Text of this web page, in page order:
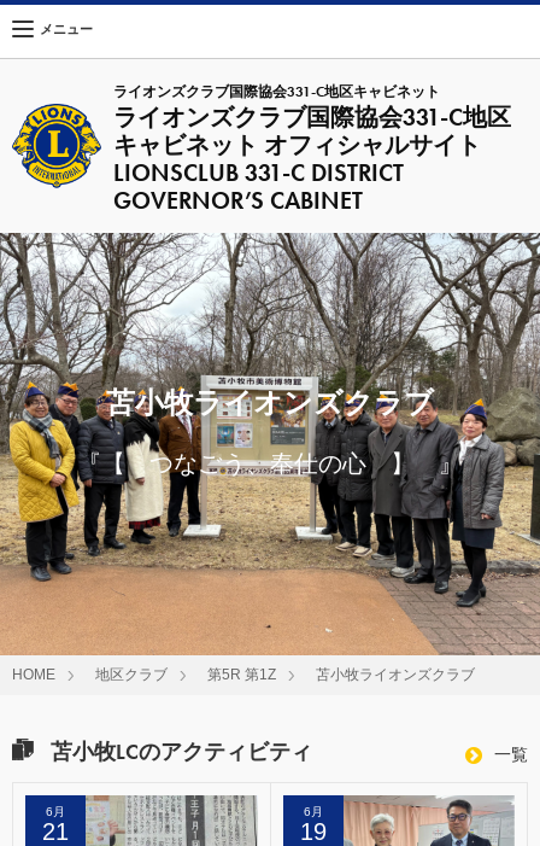
ライオンズクラブ国際協会331-C地区キャビネット
ライオンズクラブ国際協会331-C地区
キャビネット オフィシャルサイト
LIONSCLUB 331-C DISTRICT
GOVERNOR’S CABINET
メニュー
苫小牧ライオンズクラブ
『【 つなごう、奉仕の心 】 』
HOME 地区クラブ 第5R 第1Z 苫小牧ライオンズクラブ
苫小牧LCのアクティビティ 一覧
6月
21
6月
19